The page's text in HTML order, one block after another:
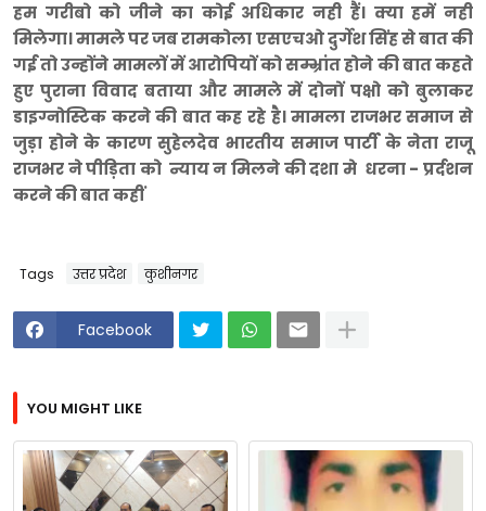
हम गरीबो को जीने का कोई अधिकार नही हैं। क्या हमें नही
मिलेगा। मामले पर जब रामकोला एसएचओ दुर्गेश सिंह से बात की
गई तो उन्होंने मामलों में आरोपियों को सम्भ्रांत होने की बात कहते
हुए पुराना विवाद बताया और मामले में दोनों पक्षो को बुलाकर
डाइग्नोस्टिक करने की बात कह रहे है। मामला राजभर समाज से
जुड़ा होने के कारण सुहेलदेव भारतीय समाज पार्टी के नेता राजू
राजभर ने पीड़िता को न्याय न मिलने की दशा मे धरना - प्रर्दशन
करने की बात कहीं
Tags उत्तर प्रदेश कुशीनगर
Facebook
YOU MIGHT LIKE